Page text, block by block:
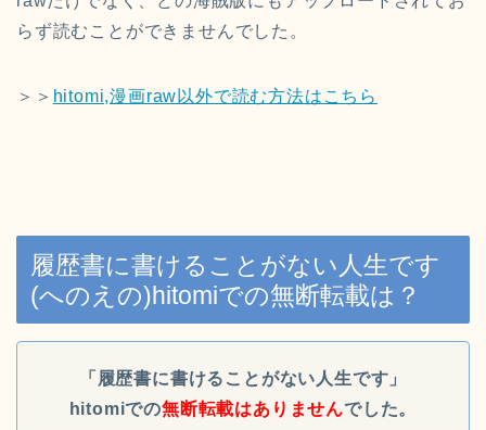
らず読むことができませんでした。
＞＞ hitomi,漫画raw以外で読む方法はこちら
履歴書に書けることがない人生です
(へのえの)hitomiでの無断転載は？
「履歴書に書けることがない人生です」
hitomiでの無断転載はありませんでした。